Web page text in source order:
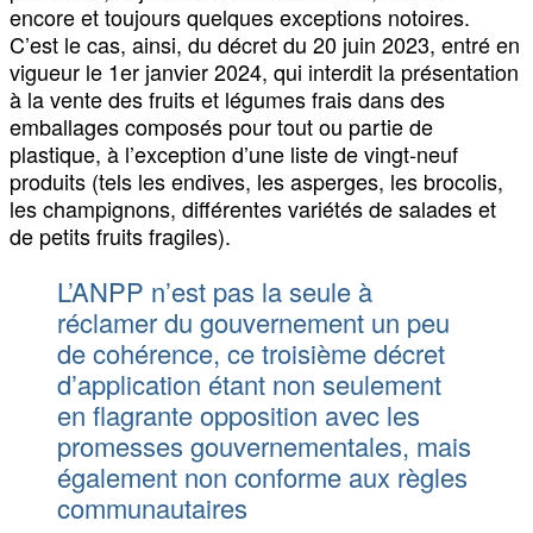
encore et toujours quelques exceptions notoires.
C’est le cas, ainsi, du décret du 20 juin 2023, entré en
vigueur le 1er janvier 2024, qui interdit la présentation
à la vente des fruits et légumes frais dans des
emballages composés pour tout ou partie de
plastique, à l’exception d’une liste de vingt-neuf
produits (tels les endives, les asperges, les brocolis,
les champignons, différentes variétés de salades et
de petits fruits fragiles).
L’ANPP n’est pas la seule à
réclamer du gouvernement un peu
de cohérence, ce troisième décret
d’application étant non seulement
en flagrante opposition avec les
promesses gouvernementales, mais
également non conforme aux règles
communautaires